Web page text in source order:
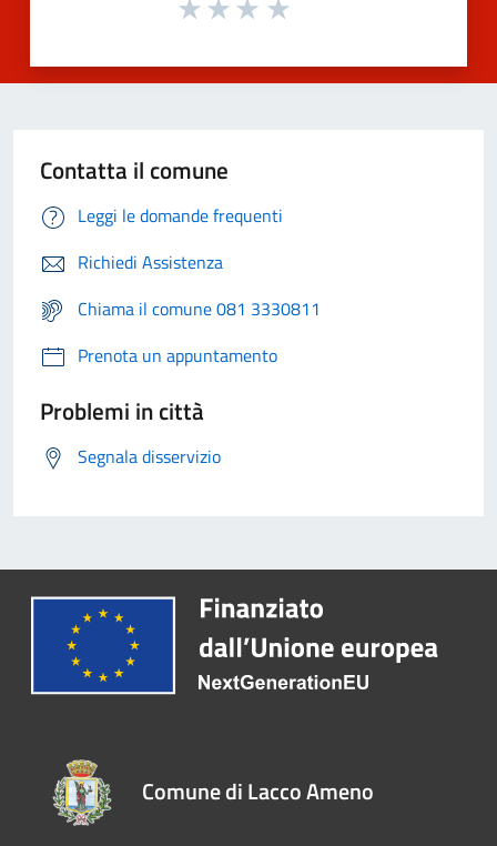
Contatta il comune
Leggi le domande frequenti
Richiedi Assistenza
Chiama il comune 081 3330811
Prenota un appuntamento
Problemi in città
Segnala disservizio
Comune di Lacco Ameno